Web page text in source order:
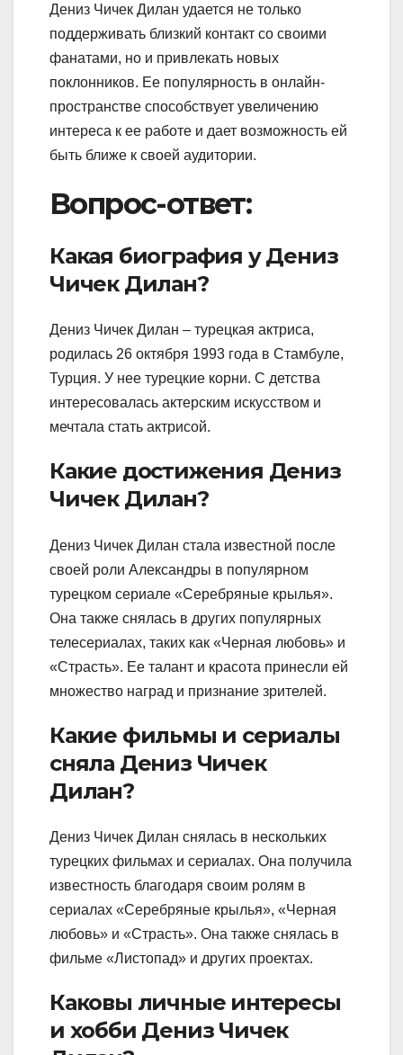
Дениз Чичек Дилан удается не только
поддерживать близкий контакт со своими
фанатами, но и привлекать новых
поклонников. Ее популярность в онлайн-
пространстве способствует увеличению
интереса к ее работе и дает возможность ей
быть ближе к своей аудитории.
Вопрос-ответ:
Какая биография у Дениз
Чичек Дилан?
Дениз Чичек Дилан – турецкая актриса,
родилась 26 октября 1993 года в Стамбуле,
Турция. У нее турецкие корни. С детства
интересовалась актерским искусством и
мечтала стать актрисой.
Какие достижения Дениз
Чичек Дилан?
Дениз Чичек Дилан стала известной после
своей роли Александры в популярном
турецком сериале «Серебряные крылья».
Она также снялась в других популярных
телесериалах, таких как «Черная любовь» и
«Страсть». Ее талант и красота принесли ей
множество наград и признание зрителей.
Какие фильмы и сериалы
сняла Дениз Чичек
Дилан?
Дениз Чичек Дилан снялась в нескольких
турецких фильмах и сериалах. Она получила
известность благодаря своим ролям в
сериалах «Серебряные крылья», «Черная
любовь» и «Страсть». Она также снялась в
фильме «Листопад» и других проектах.
Каковы личные интересы
и хобби Дениз Чичек